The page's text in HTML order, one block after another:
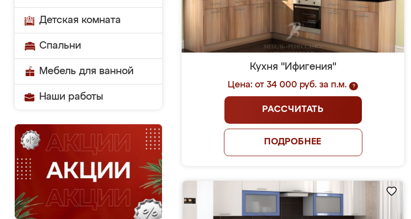
Детская комната
Спальни
Мебель для ванной
Наши работы
Кухня "Ифигения"
Цена: от 34 000 руб. за п.м. ?
РАССЧИТАТЬ
ПОДРОБНЕЕ